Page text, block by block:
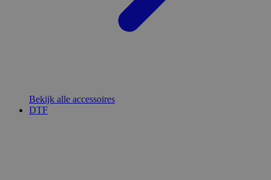
Bekijk alle accessoires
DTF